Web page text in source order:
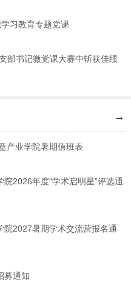
习教育专题党课
部书记微党课大赛中斩获佳绩
→
产业学院暑期值班表
2026年度“学术启明星”评选通
院2027暑期学术交流营报名通
募通知